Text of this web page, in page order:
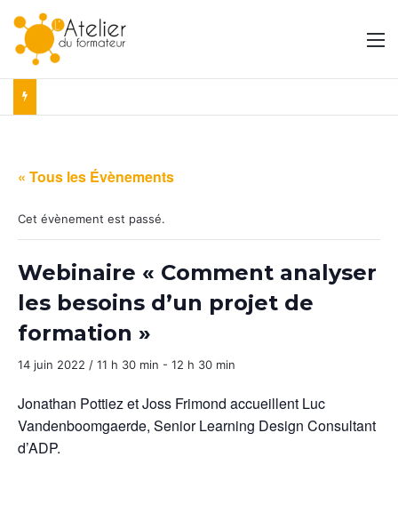
« Tous les Évènements
Cet évènement est passé.
Webinaire « Comment analyser
les besoins d’un projet de
formation »
14 juin 2022 / 11 h 30 min - 12 h 30 min
Jonathan Pottiez et Joss Frimond accueillent Luc
Vandenboomgaerde, Senior Learning Design Consultant
d’ADP.